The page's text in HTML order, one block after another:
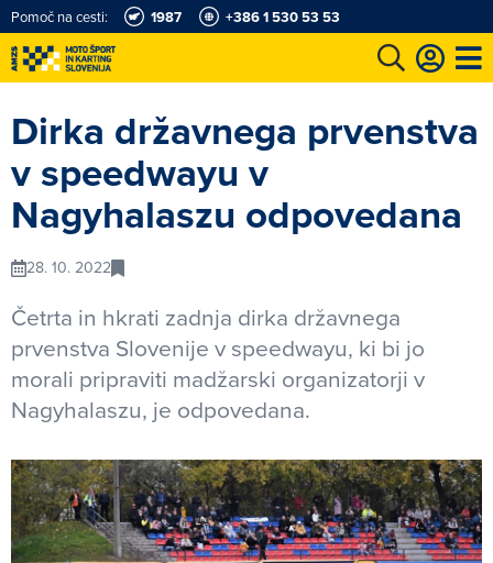
Pomoč na cesti: 1987 +386 1 530 53 53
Dirka državnega prvenstva
v speedwayu v
Nagyhalaszu odpovedana
28. 10. 2022
Četrta in hkrati zadnja dirka državnega
prvenstva Slovenije v speedwayu, ki bi jo
morali pripraviti madžarski organizatorji v
Nagyhalaszu, je odpovedana.